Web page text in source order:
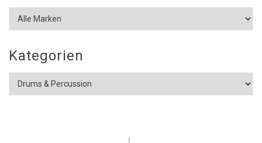
Kategorien